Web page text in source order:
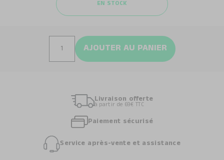
AJOUTER AU PANIER
EN STOCK
Livraison offerte
à partir de 69€ TTC
Paiement sécurisé
Service après-vente et assistance